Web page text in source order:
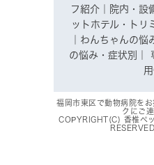
フ紹介
院内・設
ットホテル・トリ
わんちゃんの悩
の悩み・症状別
福岡市東区で動物病院を
クにご
COPYRIGHT(C) 香椎ペ